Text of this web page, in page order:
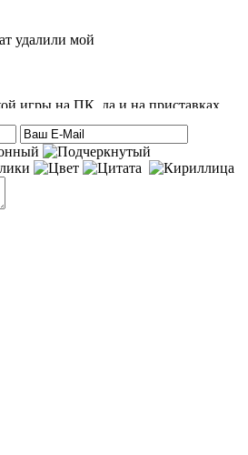
удалили мой
игры на ПК, да и на приставках
– это онлайн игра-одевалка
А вообще, Хилари Дафф – это